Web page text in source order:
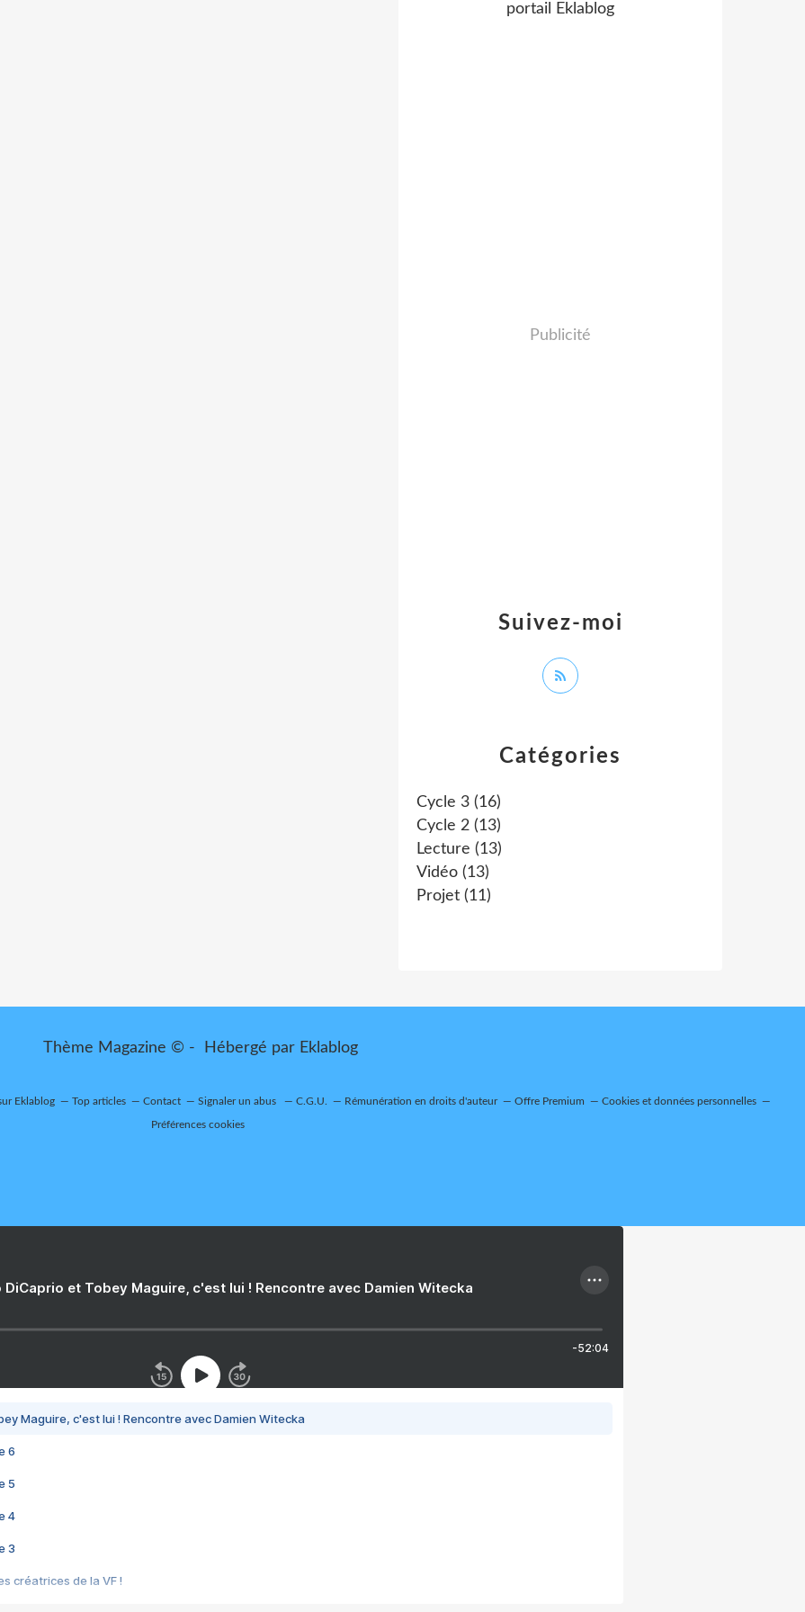
Catégories
Cycle 3 (16)
Cycle 2 (13)
Lecture (13)
Vidéo (13)
Projet (11)
Suivez-moi
portail Eklablog
Publicité
Thème Magazine © - Hébergé par Eklablog
Eklablog Top articles Contact Signaler un abus C.G.U. Rémunération en droits d'auteur Offre Premium Cookies et données personnelles
Préférences cookies
DiCaprio et Tobey Maguire, c'est lui ! Rencontre avec Damien Witecka
-52:04
Maguire, c'est lui ! Rencontre avec Damien Witecka
6
5
4
3
créatrices de la VF !